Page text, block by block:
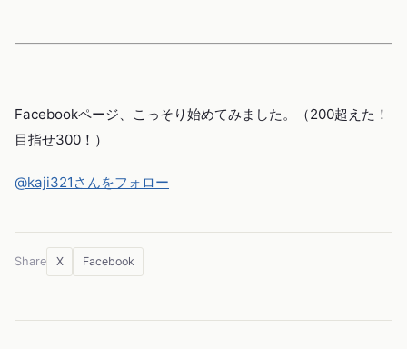
Facebookページ、こっそり始めてみました。（200超えた！
目指せ300！）
@kaji321さんをフォロー
Share X Facebook